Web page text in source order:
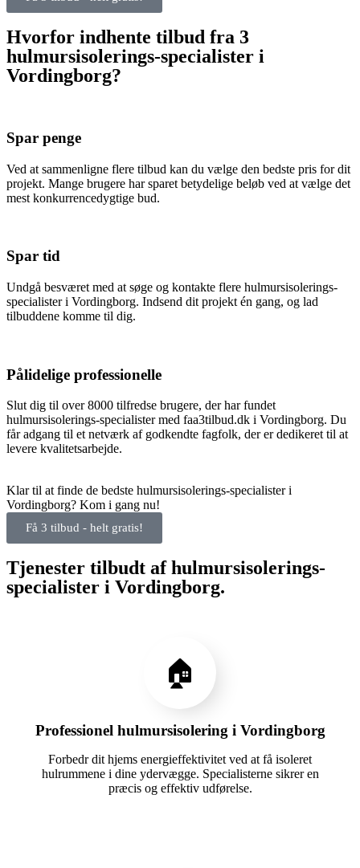
Hvorfor indhente tilbud fra 3
hulmursisolerings-specialister i
Vordingborg?
Spar penge
Ved at sammenligne flere tilbud kan du vælge den bedste pris for dit
projekt. Mange brugere har sparet betydelige beløb ved at vælge det
mest konkurrencedygtige bud.
Spar tid
Undgå besværet med at søge og kontakte flere hulmursisolerings-
specialister i Vordingborg. Indsend dit projekt én gang, og lad
tilbuddene komme til dig.
Pålidelige professionelle
Slut dig til over 8000 tilfredse brugere, der har fundet
hulmursisolerings-specialister med faa3tilbud.dk i Vordingborg. Du
får adgang til et netværk af godkendte fagfolk, der er dedikeret til at
levere kvalitetsarbejde.
Klar til at finde de bedste hulmursisolerings-specialister i
Vordingborg? Kom i gang nu!
Få 3 tilbud - helt gratis!
Tjenester tilbudt af hulmursisolerings-
specialister i Vordingborg.
🏠
Professionel hulmursisolering i Vordingborg
Forbedr dit hjems energieffektivitet ved at få isoleret
hulrummene i dine ydervægge. Specialisterne sikrer en
præcis og effektiv udførelse.